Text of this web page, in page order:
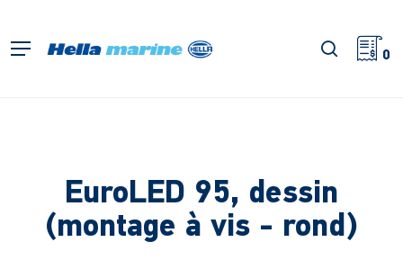
l'accueil
Menu 0
EuroLED 95, dessin
(montage à vis - rond)